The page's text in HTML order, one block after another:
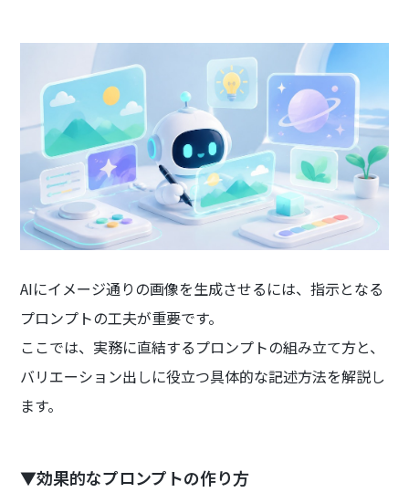
AIにイメージ通りの画像を生成させるには、指示となる
プロンプトの工夫が重要です。
ここでは、実務に直結するプロンプトの組み立て方と、
バリエーション出しに役立つ具体的な記述方法を解説し
ます。
▼効果的なプロンプトの作り方